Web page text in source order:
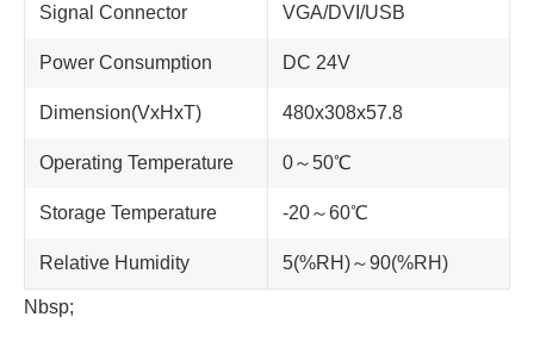
Signal Connector VGA/DVI/USB
Power Consumption DC 24V
Dimension(VxHxT) 480x308x57.8
Operating Temperature 0～50℃
Storage Temperature -20～60℃
Relative Humidity 5(%RH)～90(%RH)
Nbsp;